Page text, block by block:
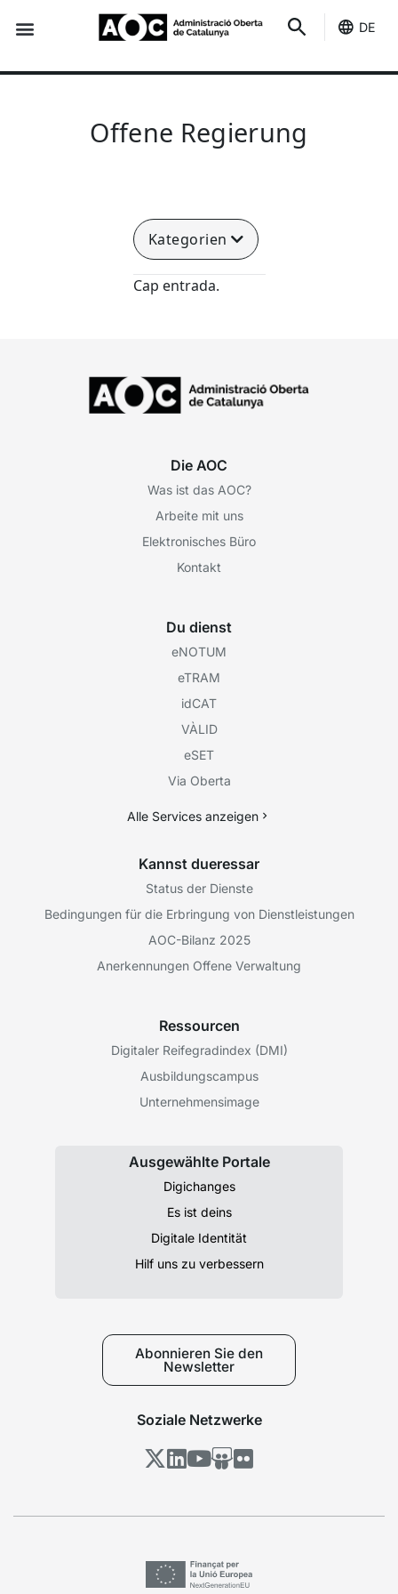
DE
Offene Regierung
Kategorien
Cap entrada.
Die AOC
Was ist das AOC?
Arbeite mit uns
Elektronisches Büro
Kontakt
Du dienst
eNOTUM
eTRAM
idCAT
VÀLID
eSET
Via Oberta
Alle Services anzeigen
Kannst dueressar
Status der Dienste
Bedingungen für die Erbringung von Dienstleistungen
AOC-Bilanz 2025
Anerkennungen Offene Verwaltung
Ressourcen
Digitaler Reifegradindex (DMI)
Ausbildungscampus
Unternehmensimage
Ausgewählte Portale
Digichanges
Es ist deins
Digitale Identität
Hilf uns zu verbessern
Abonnieren Sie den
Newsletter
Soziale Netzwerke